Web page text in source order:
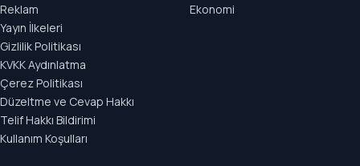
Reklam
Yayın İlkeleri
Gizlilik Politikası
KVKK Aydınlatma
Çerez Politikası
Düzeltme ve Cevap Hakkı
Telif Hakkı Bildirimi
Kullanım Koşulları
Ekonomi